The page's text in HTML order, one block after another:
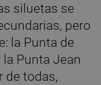
siluetas se
pero
la Punta de
la Punta Jean
de todas,